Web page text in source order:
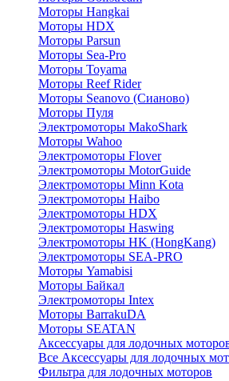
Моторы Hangkai
Моторы HDX
Моторы Parsun
Моторы Sea-Pro
Моторы Toyama
Моторы Reef Rider
Моторы Seanovo (Сианово)
Моторы Пуля
Электромоторы MakoShark
Моторы Wahoo
Электромоторы Flover
Электромоторы MotorGuide
Электромоторы Minn Kota
Электромоторы Haibo
Электромоторы HDX
Электромоторы Haswing
Электромоторы HK (HongKang)
Электромоторы SEA-PRO
Моторы Yamabisi
Моторы Байкал
Электромоторы Intex
Моторы BarrakuDA
Моторы SEATAN
Аксессуары для лодочных
Все Аксессуары для лодочных
Фильтра для лодочных моторов